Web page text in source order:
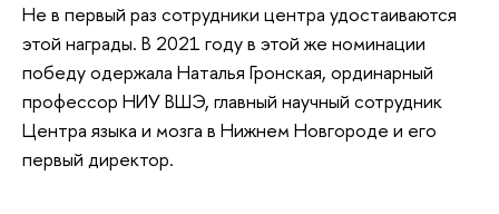
Не в первый раз сотрудники центра удостаиваются
этой награды. В 2021 году в этой же номинации
победу одержала Наталья Гронская, ординарный
профессор НИУ ВШЭ, главный научный сотрудник
Центра языка и мозга в Нижнем Новгороде и его
первый директор.